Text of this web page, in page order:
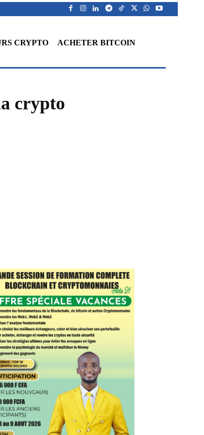
CRYPTO ACHETER BITCOIN
crypto